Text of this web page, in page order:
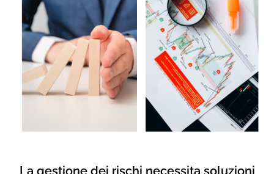
La gestione dei rischi necessita soluzioni